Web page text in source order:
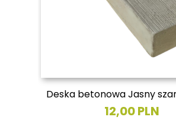
Deska betonowa Jasny
12,00 PLN